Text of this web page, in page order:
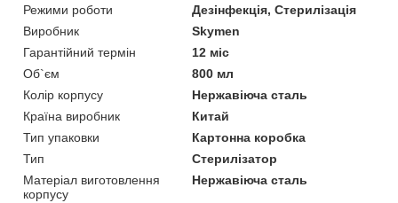
Режими роботи
Дезінфекція, Стерилізація
Виробник
Skymen
Гарантійний термін
12 міс
Об`єм
800 мл
Колір корпусу
Нержавіюча сталь
Країна виробник
Китай
Тип упаковки
Картонна коробка
Тип
Стерилізатор
Матеріал виготовлення
корпусу
Нержавіюча сталь